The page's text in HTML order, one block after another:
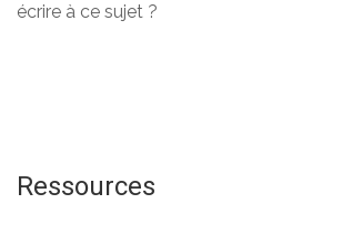
écrire à ce sujet ?
Ressources